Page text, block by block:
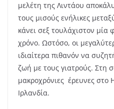
μελέτη της Λιντάου
τους μισούς ενήλικες
κάνει σεξ τουλάχιστον
χρόνο. Ωστόσο, οι
ιδιαίτερα πιθανόν να
ζωή με τους γιατρούς. Στη
μακροχρόνιες έρευνες στο
Ιρλανδία.